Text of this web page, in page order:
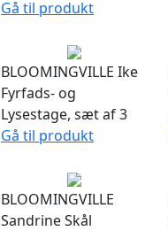
Gå til produkt
BLOOMINGVILLE Ike
Fyrfads- og
Lysestage, sæt af 3
Gå til produkt
BLOOMINGVILLE
Sandrine Skål